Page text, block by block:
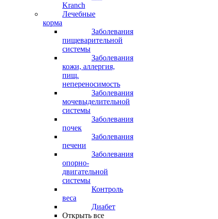
Kranch
Лечебные
корма
Заболевания
пищеварительной
системы
Заболевания
кожи, аллергия,
пищ.
непереносимость
Заболевания
мочевыделительной
системы
Заболевания
почек
Заболевания
печени
Заболевания
опорно-
двигательной
системы
Контроль
веса
Диабет
Открыть все